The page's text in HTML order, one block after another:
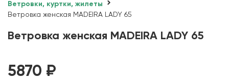
Ветровки, куртки, жилеты
Ветровка женская MADEIRA LADY 65
Ветровка женская MADEIRA LADY 65
5870 ₽